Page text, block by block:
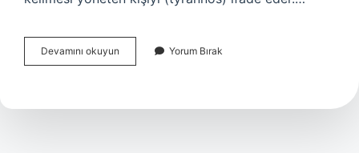
Devamını okuyun
Nerede
Yorum Bırak